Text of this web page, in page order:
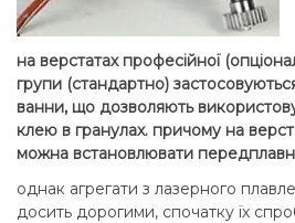
на верстатах професійної
групи (стандартно)
ванни, що дозволяють
клею в гранулах. причому на
можна встановлювати
однак агрегати з лазерного
досить дорогими, спочатку їх